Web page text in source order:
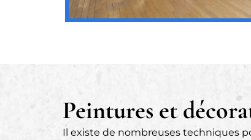
Peintures et
Il existe de nombreuses techniques